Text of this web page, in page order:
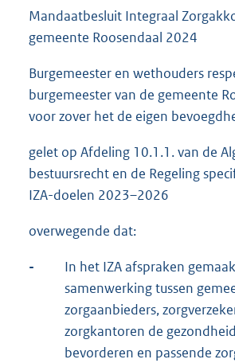
Mandaatbesluit Integraal
gemeente Roosendaal 2024
Burgemeester en wethouders
burgemeester van de gemeente
voor zover het de eigen
gelet op Afdeling 10.1.1. van de
bestuursrecht en de Regeling
IZA-doelen 2023–2026
overwegende dat:
-
In het IZA afspraken
samenwerking tussen
zorgaanbieders,
zorgkantoren de
bevorderen en passende